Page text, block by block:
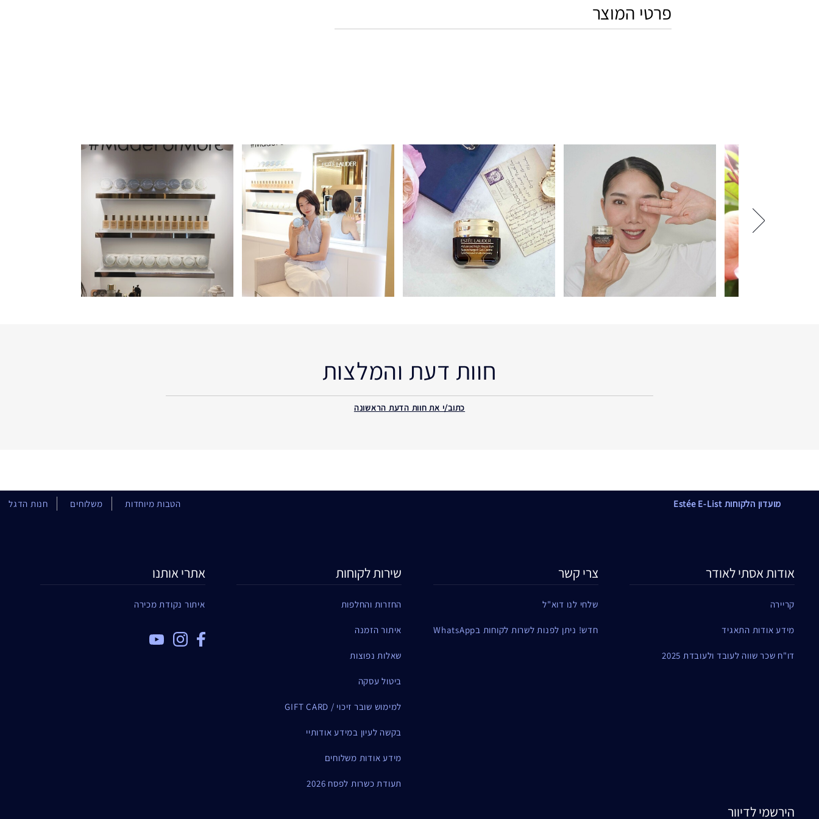
פרטי המוצר
חוות דעת והמלצות
כתוב/י את חוות הדעת הראשונה
מועדון הלקוחות Estée E-List הטבות מיוחדות משלוחים חנות הדגל
אודות אסתי לאודר
קריירה
מידע אודות התאגיד
דו"ח שכר שווה לעובד ולעובדת 2025
צרי קשר
שלחי לנו דוא"ל
חדש! ניתן לפנות לשרות לקוחות בWhatsApp
שירות לקוחות
החזרות והחלפות
איתור הזמנה
שאלות נפוצות
ביטול עסקה
למימוש שובר זיכוי / GIFT CARD
בקשה לעיון במידע אודותיי
מידע אודות משלוחים
תעודת כשרות לפסח 2026
אתרי אותנו
איתור נקודת מכירה
הירשמי לדיוור